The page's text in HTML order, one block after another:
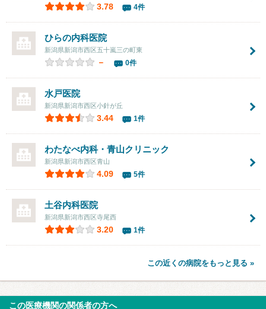
3.78 4件
ひらの内科医院
新潟県新潟市西区五十嵐三の町東
－ 0件
水戸医院
新潟県新潟市西区小針が丘
3.44 1件
わたなべ内科・青山クリニック
新潟県新潟市西区青山
4.09 5件
土谷内科医院
新潟県新潟市西区寺尾西
3.20 1件
この近くの病院をもっと見る »
この医療機関の関係者の方へ